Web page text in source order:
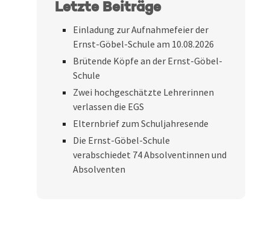
Letzte Beiträge
Einladung zur Aufnahmefeier der
Ernst-Göbel-Schule am 10.08.2026
Brütende Köpfe an der Ernst-Göbel-
Schule
Zwei hochgeschätzte Lehrerinnen
verlassen die EGS
Elternbrief zum Schuljahresende
Die Ernst-Göbel-Schule
verabschiedet 74 Absolventinnen und
Absolventen